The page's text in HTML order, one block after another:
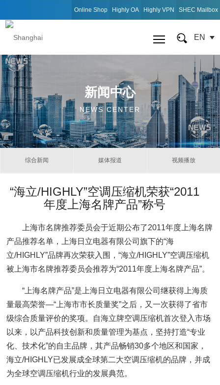
Online Shop Highly OA Highly VPN SHEC Mailbox
EN
新闻中心
NEWS CENTER
综合新闻 媒体报道 视频播放
“海立/HIGHLY”空调压缩机荣获“2011
年度上海名牌产品”称号
上海市名牌推荐委员会于近期公布了2011年度上海名牌
产品推荐名单，上海日立电器有限公司旗下的“海
立/HIGHLY”品牌再次荣获入围，“海立/HIGHLY”空调压缩机
被上海市名牌推荐委员会推荐为“2011年度上海名牌产品”。
“上海名牌产品”是上海日立电器有限公司继获得上海质
量最高荣誉—“上海市市长质量奖”之后，又一次获得了省市
级综合质量评价的奖项。自海立牌空调压缩机首次登入市场
以来，以产品科技创新和质量管理为基点，坚持打造“专业
化、技术化”的自主品牌，其产品畅销30多个地区和国家，
海立/HIGHLY已发展成全球第二大空调压缩机的品牌，并成
为全球空调压缩机行业的发展典范。